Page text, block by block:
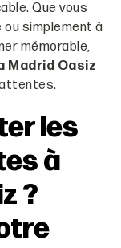
Que vous
ou simplement à
mémorable,
Madrid Oasiz
les
à
?